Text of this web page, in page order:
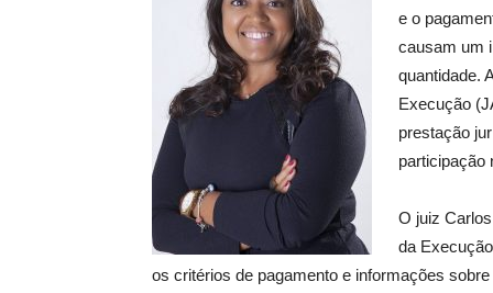
e o
causam um
quantidade.
Execução
prestação
participação
O juiz
da
os critérios de pagamento e informações